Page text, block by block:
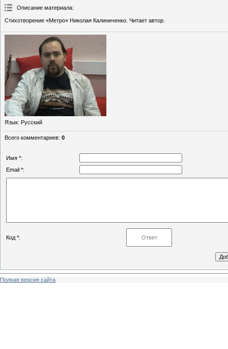
Описание материала:
Стихотворение «Метро» Николая Калиниченко. Читает автор.
Язык: Русский
Всего комментариев: 0
Имя *:
Email *:
Код *:
Полная версия сайта